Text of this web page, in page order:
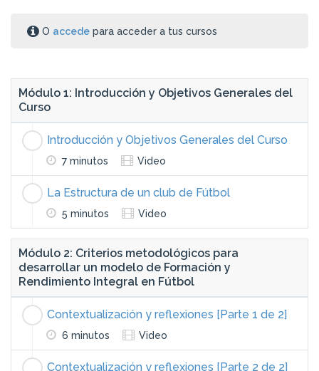
O accede para acceder a tus cursos
Módulo 1: Introducción y Objetivos Generales del
Curso
Introducción y Objetivos Generales del Curso
7 minutos Video
La Estructura de un club de Fútbol
5 minutos Video
Módulo 2: Criterios metodológicos para
desarrollar un modelo de Formación y
Rendimiento Integral en Fútbol
Contextualización y reflexiones [Parte 1 de 2]
6 minutos Video
Contextualización y reflexiones [Parte 2 de 2]